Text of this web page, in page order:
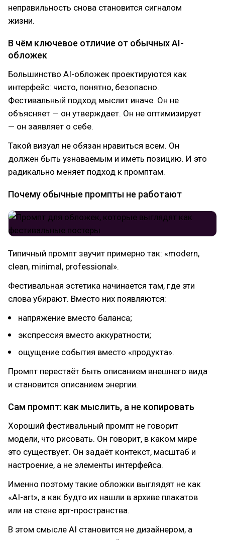
неправильность снова становится сигналом
жизни.
В чём ключевое отличие от обычных AI-
обложек
Большинство AI-обложек проектируются как
интерфейс: чисто, понятно, безопасно.
Фестивальный подход мыслит иначе. Он не
объясняет — он утверждает. Он не оптимизирует
— он заявляет о себе.
Такой визуал не обязан нравиться всем. Он
должен быть узнаваемым и иметь позицию. И это
радикально меняет подход к промптам.
Почему обычные промпты не работают
Типичный промпт звучит примерно так: «modern,
clean, minimal, professional».
Фестивальная эстетика начинается там, где эти
слова убирают. Вместо них появляются:
напряжение вместо баланса;
экспрессия вместо аккуратности;
ощущение события вместо «продукта».
Промпт перестаёт быть описанием внешнего вида
и становится описанием энергии.
Сам промпт: как мыслить, а не копировать
Хороший фестивальный промпт не говорит
модели, что рисовать. Он говорит, в каком мире
это существует. Он задаёт контекст, масштаб и
настроение, а не элементы интерфейса.
Именно поэтому такие обложки выглядят не как
«AI-art», а как будто их нашли в архиве плакатов
или на стене арт-пространства.
В этом смысле AI становится не дизайнером, а